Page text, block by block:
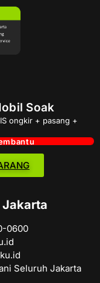
Soak
ongkir + pasang +
Jakarta
0600
Seluruh Jakarta